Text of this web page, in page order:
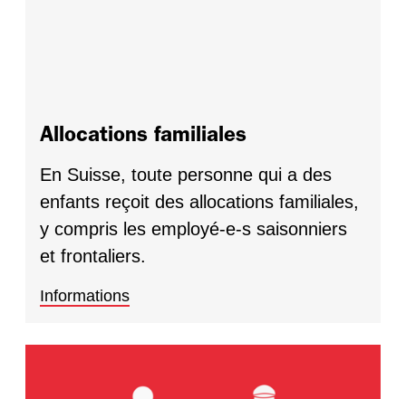
Allocations familiales
En Suisse, toute personne qui a des
enfants reçoit des allocations familiales,
y compris les employé-e-s saisonniers
et frontaliers.
Informations